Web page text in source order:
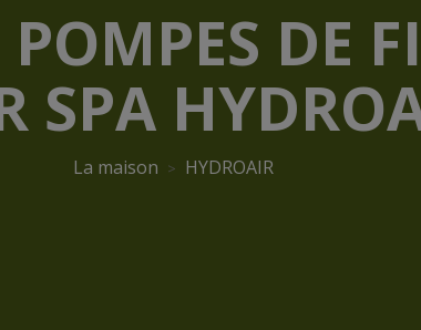
DE
SPA
La maison HYDROAIR